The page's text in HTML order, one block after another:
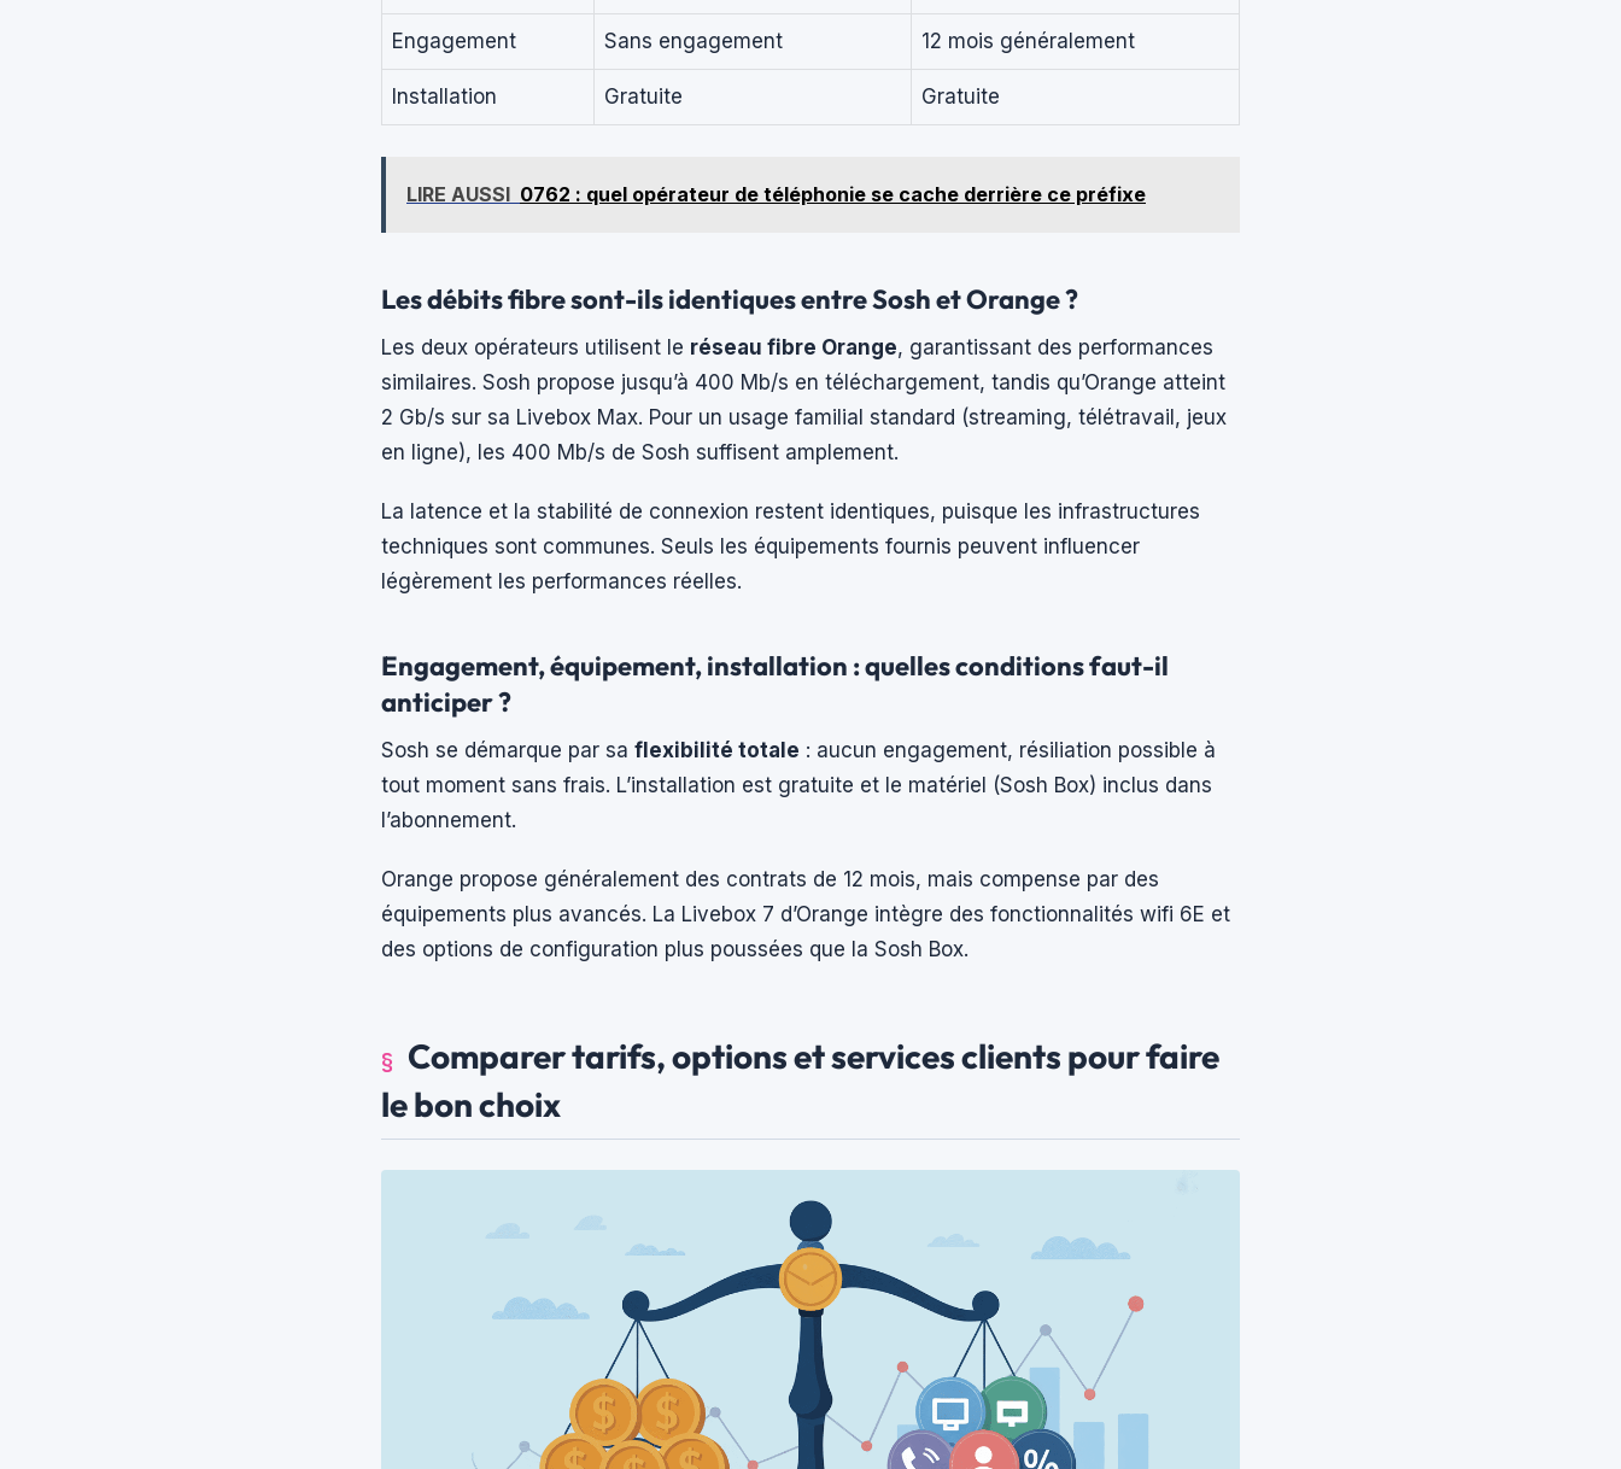
Engagement Sans engagement 12 mois généralement
Installation Gratuite Gratuite
LIRE AUSSI 0762 : quel opérateur de téléphonie se cache derrière ce préfixe
Les débits fibre sont-ils identiques entre Sosh et Orange ?
Les deux opérateurs utilisent le réseau fibre Orange, garantissant des performances
similaires. Sosh propose jusqu’à 400 Mb/s en téléchargement, tandis qu’Orange atteint
2 Gb/s sur sa Livebox Max. Pour un usage familial standard (streaming, télétravail, jeux
en ligne), les 400 Mb/s de Sosh suffisent amplement.
La latence et la stabilité de connexion restent identiques, puisque les infrastructures
techniques sont communes. Seuls les équipements fournis peuvent influencer
légèrement les performances réelles.
Engagement, équipement, installation : quelles conditions faut-il
anticiper ?
Sosh se démarque par sa flexibilité totale : aucun engagement, résiliation possible à
tout moment sans frais. L’installation est gratuite et le matériel (Sosh Box) inclus dans
l’abonnement.
Orange propose généralement des contrats de 12 mois, mais compense par des
équipements plus avancés. La Livebox 7 d’Orange intègre des fonctionnalités wifi 6E et
des options de configuration plus poussées que la Sosh Box.
Comparer tarifs, options et services clients pour faire
le bon choix